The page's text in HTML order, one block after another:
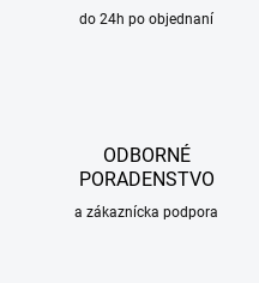
do 24h po objednaní
ODBORNÉ
PORADENSTVO
a zákaznícka podpora